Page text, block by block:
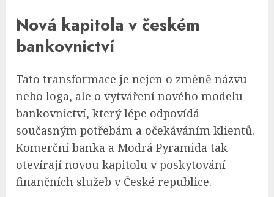
Nová kapitola v českém
bankovnictví
Tato transformace je nejen o změně názvu
nebo loga, ale o vytváření nového modelu
bankovnictví, který lépe odpovídá
současným potřebám a očekáváním klientů.
Komerční banka a Modrá Pyramida tak
otevírají novou kapitolu v poskytování
finančních služeb v České republice.